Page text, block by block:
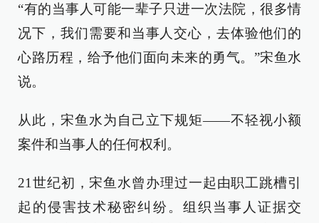
“有的当事人可能一辈子只进一次法院，很多情
况下，我们需要和当事人交心，去体验他们的
心路历程，给予他们面向未来的勇气。”宋鱼水
说。
从此，宋鱼水为自己立下规矩——不轻视小额
案件和当事人的任何权利。
21世纪初，宋鱼水曾办理过一起由职工跳槽引
起的侵害技术秘密纠纷。组织当事人证据交